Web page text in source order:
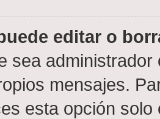
editar o
sea
mensajes.
esta opción